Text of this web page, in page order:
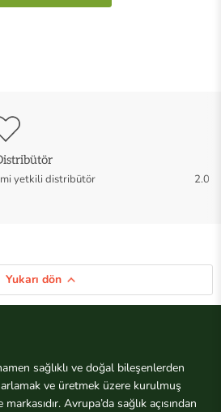
yetkili distribütör
Yukarı dön
sağlıklı ve doğal bileşenlerden
ve üretmek üzere kurulmuş
Avrupa’da sağlık açısından